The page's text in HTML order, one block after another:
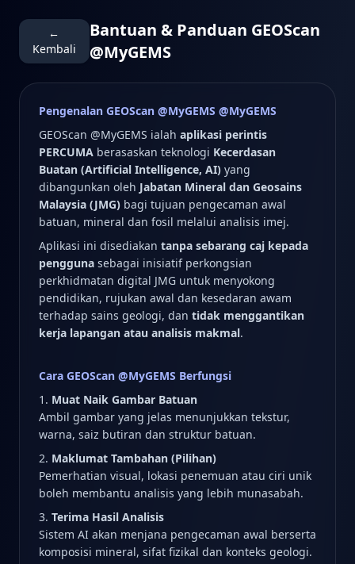
←
Kembali
Bantuan & Panduan GEOScan
@MyGEMS
Pengenalan GEOScan @MyGEMS @MyGEMS
GEOScan @MyGEMS ialah aplikasi perintis
PERCUMA berasaskan teknologi Kecerdasan
Buatan (Artificial Intelligence, AI) yang
dibangunkan oleh Jabatan Mineral dan Geosains
Malaysia (JMG) bagi tujuan pengecaman awal
batuan, mineral dan fosil melalui analisis imej.
Aplikasi ini disediakan tanpa sebarang caj kepada
pengguna sebagai inisiatif perkongsian
perkhidmatan digital JMG untuk menyokong
pendidikan, rujukan awal dan kesedaran awam
terhadap sains geologi, dan tidak menggantikan
kerja lapangan atau analisis makmal.
Cara GEOScan @MyGEMS Berfungsi
Muat Naik Gambar Batuan
Ambil gambar yang jelas menunjukkan tekstur,
warna, saiz butiran dan struktur batuan.
Maklumat Tambahan (Pilihan)
Pemerhatian visual, lokasi penemuan atau ciri unik
boleh membantu analisis yang lebih munasabah.
Terima Hasil Analisis
Sistem AI akan menjana pengecaman awal berserta
komposisi mineral, sifat fizikal dan konteks geologi.